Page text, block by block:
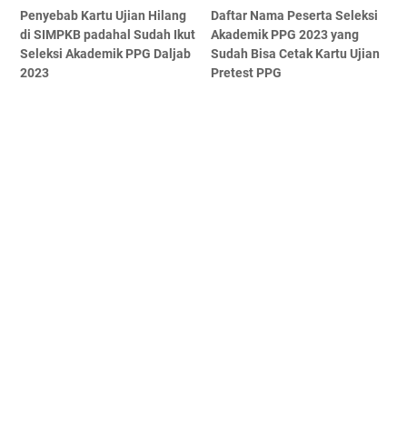
Penyebab Kartu Ujian Hilang
di SIMPKB padahal Sudah Ikut
Seleksi Akademik PPG Daljab
2023
Daftar Nama Peserta Seleksi
Akademik PPG 2023 yang
Sudah Bisa Cetak Kartu Ujian
Pretest PPG